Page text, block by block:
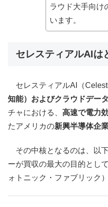
ラウド大手向け
います。
セレスティアルAIは
セレスティアルAI（
知能）およびクラウドデー
チャにおける、 高速で電力
たアメリカの新興半導体企
その中核となるのは、以
ーが買収の最大の目的とし
ォトニック・ファブリック